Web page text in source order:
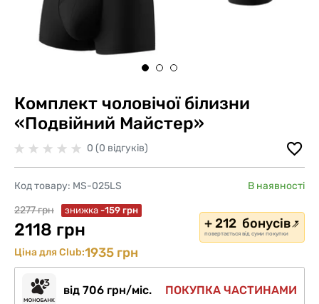
Комплект чоловічої білизни
«Подвійний Майстер»
0 (0 відгуків)
Код товару: MS-025LS
В наявності
2277 грн
знижка -159 грн
2118 грн + 212 бонусів
повертається від суми покупки
Ціна для Club:1935 грн
від 706 грн/міс. ПОКУПКА ЧАСТИНАМИ